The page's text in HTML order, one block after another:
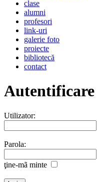
clase
alumni
profesori
link-uri
galerie foto
proiecte
bibliotecă
contact
Autentificare
Utilizator:
Parola:
ţine-mã minte